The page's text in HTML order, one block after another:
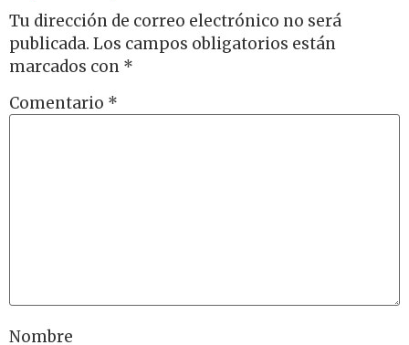
Tu dirección de correo electrónico no será
publicada. Los campos obligatorios están
marcados con *
Comentario *
Nombre